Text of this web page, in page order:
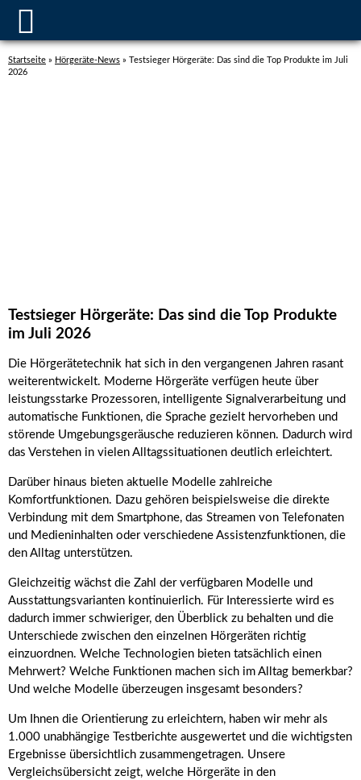
Startseite » Hörgeräte-News » Testsieger Hörgeräte: Das sind die Top Produkte im Juli
2026
Testsieger Hörgeräte: Das sind die Top Produkte
im Juli 2026
Die Hörgerätetechnik hat sich in den vergangenen Jahren rasant
weiterentwickelt. Moderne Hörgeräte verfügen heute über
leistungsstarke Prozessoren, intelligente Signalverarbeitung und
automatische Funktionen, die Sprache gezielt hervorheben und
störende Umgebungsgeräusche reduzieren können. Dadurch wird
das Verstehen in vielen Alltagssituationen deutlich erleichtert.
Darüber hinaus bieten aktuelle Modelle zahlreiche
Komfortfunktionen. Dazu gehören beispielsweise die direkte
Verbindung mit dem Smartphone, das Streamen von Telefonaten
und Medieninhalten oder verschiedene Assistenzfunktionen, die
den Alltag unterstützen.
Gleichzeitig wächst die Zahl der verfügbaren Modelle und
Ausstattungsvarianten kontinuierlich. Für Interessierte wird es
dadurch immer schwieriger, den Überblick zu behalten und die
Unterschiede zwischen den einzelnen Hörgeräten richtig
einzuordnen. Welche Technologien bieten tatsächlich einen
Mehrwert? Welche Funktionen machen sich im Alltag bemerkbar?
Und welche Modelle überzeugen insgesamt besonders?
Um Ihnen die Orientierung zu erleichtern, haben wir mehr als
1.000 unabhängige Testberichte ausgewertet und die wichtigsten
Ergebnisse übersichtlich zusammengetragen. Unsere
Vergleichsübersicht zeigt, welche Hörgeräte in den